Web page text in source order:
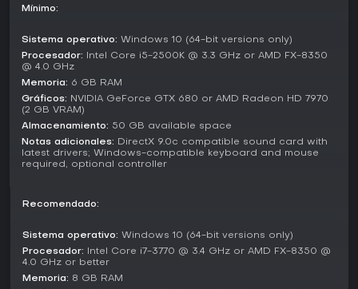
vision facilitan detectar objetivos y caminos ocultos,
habilidades en árboles de sigilo, combate y navegación.
Las facciones tienen su peso, con Asesinos enfrentados a
Templarios en medio de grupos revolucionarios más
amplios. El juego integra figuras y eventos históricos reales,
aportando profundidad a misiones que moldean el destino
de Francia.
¿Merece la pena?
La recepción de los jugadores hacia Assassin's Creed Unity
mixtas por problemas técnicos, ahora luce una calificación
desbloqueó 60 FPS en consolas current-gen, elevando la
fluidez y reavivando el interés.
Mínimo:
Sistema operativo: Windows 10 (64-bit versions only)
Procesador: Intel Core i5-2500K @ 3.3 GHz or AMD FX-8350
@ 4.0 GHz
Memoria: 6 GB RAM
Gráficos: NVIDIA GeForce GTX 680 or AMD Radeon HD 7970
(2 GB VRAM)
Almacenamiento: 50 GB available space
Notas adicionales: DirectX 9.0c compatible sound card with
latest drivers; Windows-compatible keyboard and mouse
required, optional controller
Recomendado:
Sistema operativo: Windows 10 (64-bit versions only)
Procesador: Intel Core i7-3770 @ 3.4 GHz or AMD FX-8350 @
4.0 GHz or better
Memoria: 8 GB RAM